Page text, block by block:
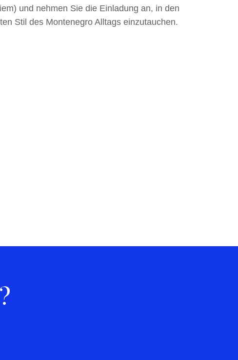
und nehmen Sie die Einladung an, in den
Stil des Montenegro Alltags einzutauchen.